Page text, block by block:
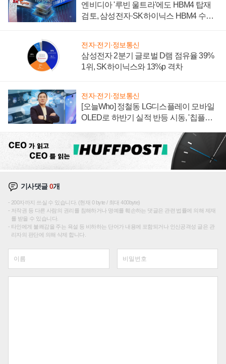
엔비디아 '루빈 울트라'에도 HBM4 탑재
검토, 삼성전자·SK하이닉스 HBM4 수율
전자·전기·정보통신
삼성전자 2분기 글로벌 D램 점유율 39%
1위, SK하이닉스와 13%p 격차
전자·전기·정보통신
[오늘Who] 정철동 LG디스플레이 모바일
OLED로 하반기 실적 반등 시동, '칩플레
기사댓글0개
200자까지 쓰실 수 있습니다. (현재 0 byte / 최대 400byte)
저작권 등 다른 사람의 권리를 침해하거나 명예를 훼손하는 댓글은 관련 법률에 의해 제재
를 받을 수 있습니다.
타인에게 불쾌감을 주는 욕설 등 비하하는 단어가 내용에 포함되거나 인신공격성 글은 관
리자의 판단에 의해 삭제 합니다.